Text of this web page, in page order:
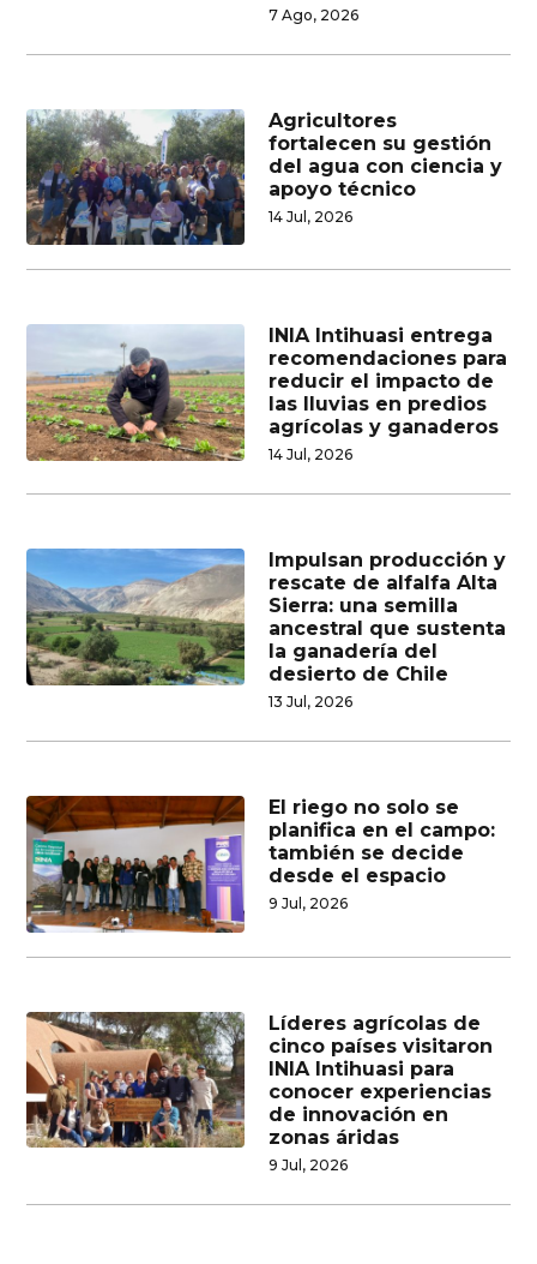
7 Ago, 2026
Agricultores
fortalecen su gestión
del agua con ciencia y
apoyo técnico
14 Jul, 2026
INIA Intihuasi entrega
recomendaciones para
reducir el impacto de
las lluvias en predios
agrícolas y ganaderos
14 Jul, 2026
Impulsan producción y
rescate de alfalfa Alta
Sierra: una semilla
ancestral que sustenta
la ganadería del
desierto de Chile
13 Jul, 2026
El riego no solo se
planifica en el campo:
también se decide
desde el espacio
9 Jul, 2026
Líderes agrícolas de
cinco países visitaron
INIA Intihuasi para
conocer experiencias
de innovación en
zonas áridas
9 Jul, 2026